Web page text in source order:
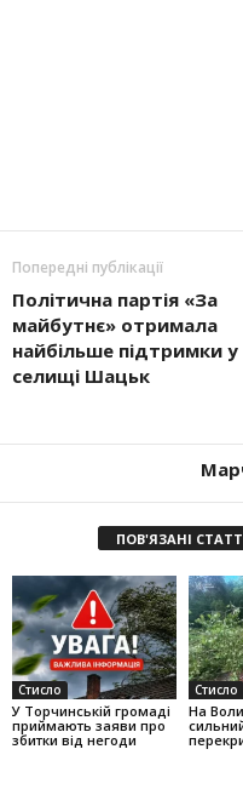
Попередні публікації
Політична партія «За
майбутнє» отримала
найбільше підтримки у
селищі Шацьк
ПОВ'ЯЗАНІ
Стисло
У Торчинській громаді
приймають заяви про
збитки від негоди
Стисло
На